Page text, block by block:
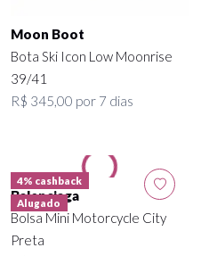
Moon Boot
Bota Ski Icon Low Moonrise
39/41
R$ 345,00 por 7 dias
4% cashback
Alugado
Balenciaga
Bolsa Mini Motorcycle City
Preta